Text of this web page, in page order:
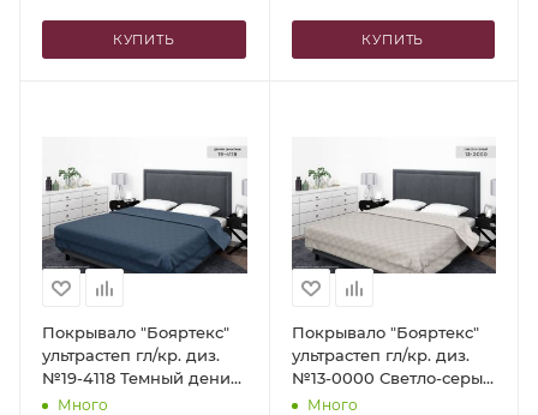
КУПИТЬ КУПИТЬ
Покрывало "Бояртекс"
ультрастеп гл/кр. диз.
№19-4118 Темный деним
(верх/низ темный
Много
Покрывало "Бояртекс"
ультрастеп гл/кр. диз.
№13-0000 Светло-серый
(верх/низ светло-серый)
Много